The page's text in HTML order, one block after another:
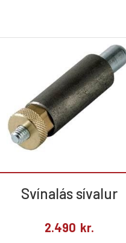
Svínalás sívalur
2.490 kr.